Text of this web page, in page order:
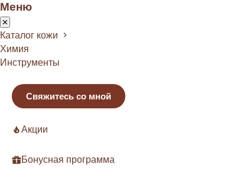
Меню
Каталог кожи
Химия
Инструменты
Свяжитесь со мной
Акции
Бонусная программа